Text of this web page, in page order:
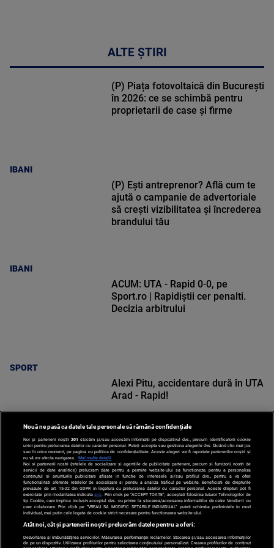
ALTE ȘTIRI
IBANI
(P) Piața fotovoltaică din București
în 2026: ce se schimbă pentru
proprietarii de case și firme
IBANI
(P) Ești antreprenor? Află cum te
ajută o campanie de advertoriale
să crești vizibilitatea și încrederea
brandului tău
SPORT
ACUM: UTA - Rapid 0-0, pe
Sport.ro | Rapidiștii cer penalti.
Decizia arbitrului
SPORT
Alexi Pitu, accidentare dură în UTA
Arad - Rapid!
Nouă ne pasă ca datele tale personale să rămână confidențiale
Noi și partenerii noștri 201 stocăm și/sau accesăm informații pe dispozitivul dvs., precum identificatorii cookie
unici pentru prelucrarea datelor cu caracter personal. Puteți accepta sau gestiona alegerile dvs. făcând clic mai jos
sau în orice moment, pe pagina cu politica de confidențialitate. Aceste alegeri vor fi raportate partenerilor noștri și
nu vă vor afecta navigarea.
Mai multe detalii
Noi si partenerii nostri (retelele de socializare si agentiile de publicitate partenere, precum si furnizorii nostri de
servicii de date analitice) prelucram date pentru a permite website-ului sa functioneze, pentru a personaliza
continutul si anunturile publicitare afisate in functie de interesele si/sau profilul dvs., pentru a va oferi
functionalitati aferente retelelor de socializare si pentru a analiza traficul pe website. Beneficiati de drepturile
prevazute de art. 15-22 din GDPR in legatura cu prelucrarea datelor cu caracter personal. Aceste drepturi pot fi
exercitate prin modalitatea indicataaici . Prin click pe “ACCEPT TOATE”, acceptati folosirea tuturor Tehnologiilor de
tip Cookie, care implica inclusiv acceptul dvs. cu privire la stocarea/accesarea informatiilor de catre Vendor-ii cu
care colaboram. Prin click pe “VREAU SA MODIFIC SETARILE INDIVIDUAL” puteti schimba preferintele in mod
individual, mai putin cele legate de cookie strict necesare pentru functionarea website-ului.
Atât noi, cât și partenerii noștri prelucrăm datele pentru a oferi:
Dezvoltarea și îmbunătățirea serviciilor. Măsurarea performanței reclamelor. Stocarea și/sau accesarea informațiilor
de pe un dispozitiv. Utilizarea profilurilor pentru selectarea conținutului personalizat. Crearea profilurilor de conținut